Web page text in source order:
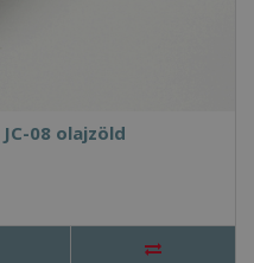
08 olajzöld